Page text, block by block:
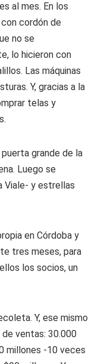
al mes. En los
cordón de
no se
lo hicieron con
Las máquinas
Y, gracias a la
telas y
grande de la
Luego se
Viale- y estrellas
en Córdoba y
tres meses, para
los socios, un
Y, ese mismo
de ventas: 30.000
millones -10 veces